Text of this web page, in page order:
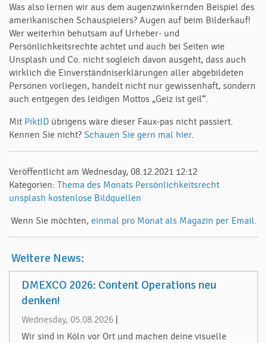
Was also lernen wir aus dem augenzwinkernden Beispiel des
amerikanischen Schauspielers? Augen auf beim Bilderkauf!
Wer weiterhin behutsam auf Urheber- und
Persönlichkeitsrechte achtet und auch bei Seiten wie
Unsplash und Co. nicht sogleich davon ausgeht, dass auch
wirklich die Einverständniserklärungen aller abgebildeten
Personen vorliegen, handelt nicht nur gewissenhaft, sondern
auch entgegen des leidigen Mottos „Geiz ist geil“.
Mit PiktID übrigens wäre dieser Faux-pas nicht passiert.
Kennen Sie nicht? Schauen Sie gern mal hier.
Veröffentlicht am Wednesday, 08.12.2021 12:12
Kategorien: Thema des Monats Persönlichkeitsrecht
unsplash kostenlose Bildquellen
Wenn Sie möchten, einmal pro Monat als Magazin per Email.
Weitere News:
DMEXCO 2026: Content Operations neu
denken!
Wednesday, 05.08.2026
Wir sind in Köln vor Ort und machen deine visuelle